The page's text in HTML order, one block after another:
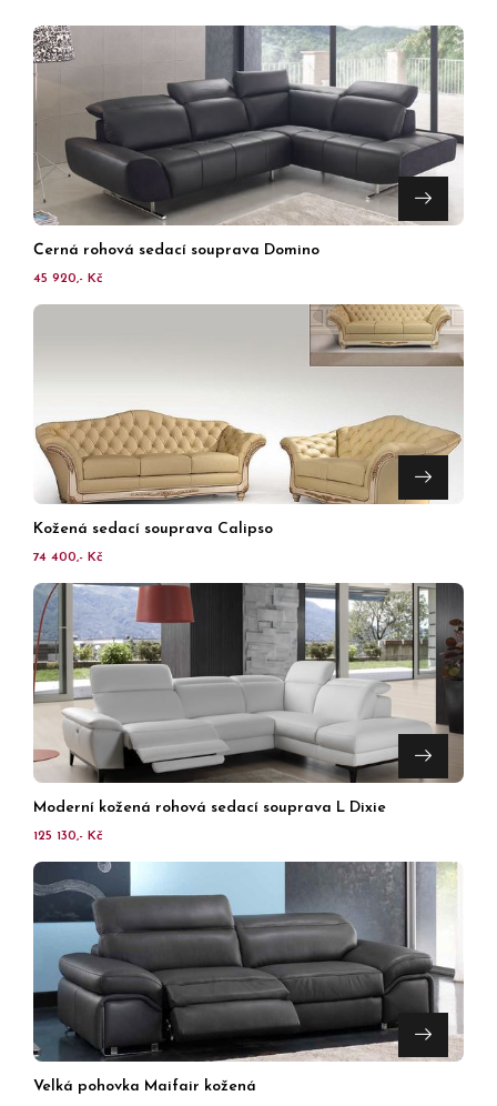
Černá rohová sedací souprava Domino
45 920,- Kč
Kožená sedací souprava Calipso
74 400,- Kč
Moderní kožená rohová sedací souprava L Dixie
125 130,- Kč
Velká pohovka Maifair kožená